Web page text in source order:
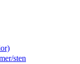
sten